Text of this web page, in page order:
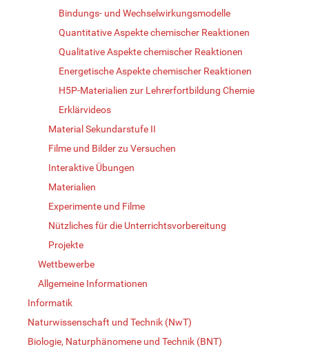
Bindungs- und Wechselwirkungsmodelle
Quantitative Aspekte chemischer Reaktionen
Qualitative Aspekte chemischer Reaktionen
Energetische Aspekte chemischer Reaktionen
H5P-Materialien zur Lehrerfortbildung Chemie
Erklärvideos
Material Sekundarstufe II
Filme und Bilder zu Versuchen
Interaktive Übungen
Materialien
Experimente und Filme
Nützliches für die Unterrichtsvorbereitung
Projekte
Wettbewerbe
Allgemeine Informationen
Informatik
Naturwissenschaft und Technik (NwT)
Biologie, Naturphänomene und Technik (BNT)